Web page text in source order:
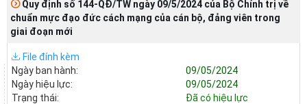
Quy định số 144-QĐ/TW ngày 09/5/2024 của Bộ Chính trị về
chuẩn mực đạo đức cách mạng của cán bộ, đảng viên trong
giai đoạn mới
File đính kèm
Ngày ban hành:
09/05/2024
Ngày hiệu lực:
09/05/2024
Trạng thái:
Đã có hiệu lực